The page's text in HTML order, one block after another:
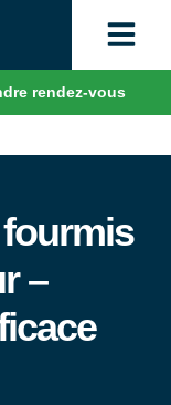
rendez-vous
–